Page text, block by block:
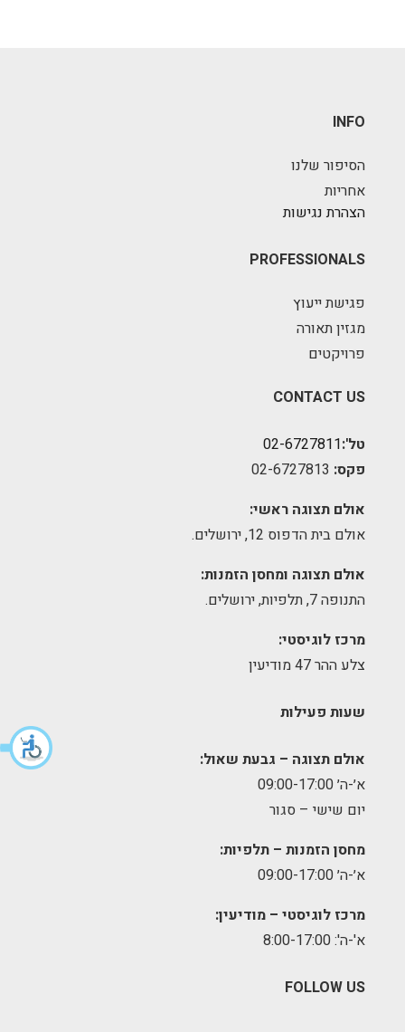
INFO
הסיפור שלנו
אחריות
הצהרת נגישות
PROFESSIONALS
פגישת ייעוץ
מגזין תאורה
פרויקטים
CONTACT US
טל':02-6727811
פקס:
אולם תצוגה ראשי:
אולם בית הדפוס 12, ירושלים.
אולם תצוגה ומחסן הזמנות:
התנופה 7, תלפיות, ירושלים.
מרכז לוגיסטי:
צלע ההר 47 מודיעין
שעות פעילות
אולם תצוגה – גבעת שאול:
א׳-ה׳ 09:00-17:00
יום שישי – סגור
מחסן הזמנות – תלפיות:
א׳-ה׳ 09:00-17:00
מרכז לוגיסטי – מודיעין:
א'-ה': 8:00-17:00
FOLLOW US